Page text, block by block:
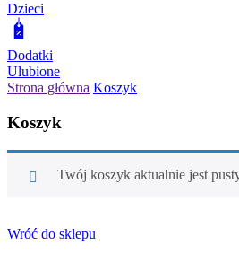
Dzieci
Dodatki
Ulubione
Strona główna Koszyk
Koszyk
Twój koszyk aktualnie jest
Wróć do sklepu